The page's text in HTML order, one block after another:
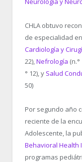
CHLA obtuvo
de especialidad
Cardiología y
22),Nefrología (n.°
° 12), y Salud
50)
Por segundo año
reciente de la
Adolescente, la
Behavioral Health
programas